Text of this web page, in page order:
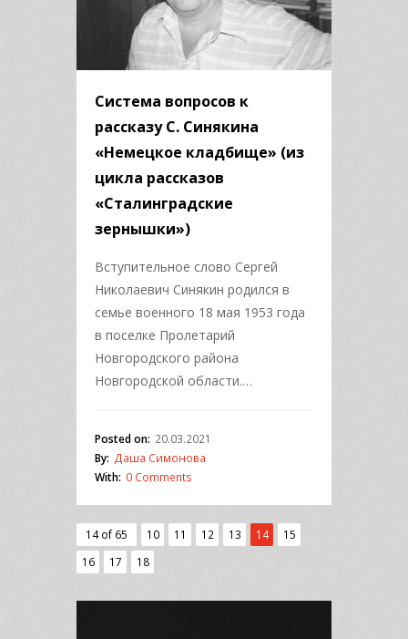
Система вопросов к
рассказу С. Синякина
«Немецкое кладбище» (из
цикла рассказов
«Сталинградские
зернышки»)
Вступительное слово Сергей
Николаевич Синякин родился в
семье военного 18 мая 1953 года
в поселке Пролетарий
Новгородского района
Новгородской области.…
Posted on: 20.03.2021
By: Даша Симонова
With: 0 Comments
14 of 65 10 11 12 13 14
15
16
17 18